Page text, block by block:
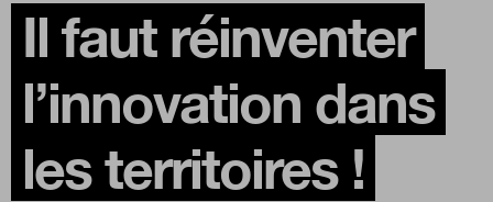
Rubriques
Thèmes
Il faut réinventer
l’innovation dans
les territoires !